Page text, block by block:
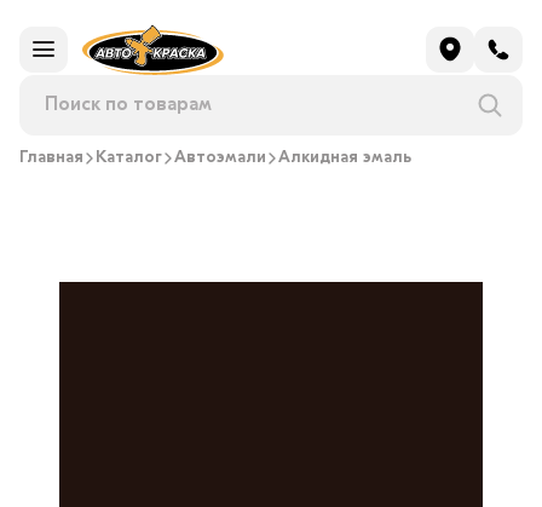
Главная Каталог Автоэмали Алкидная эмаль